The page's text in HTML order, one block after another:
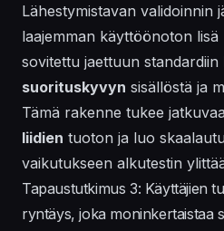
Lähestymistavan validoinnin
laajemman käyttöönoton
sovitettu jaettuun standardiin
suorituskyvyn sisällöstä ja
Tämä rakenne tukee
liidien tuoton ja luo
vaikutukseen alkutestin
Tapaustutkimus 3: Käyttäjien
ryntäys, joka moninkertaistaa